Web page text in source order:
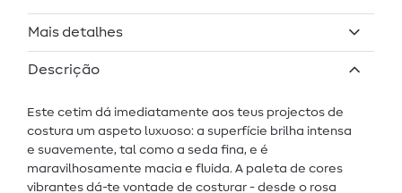
Mais detalhes
Descrição
Este cetim dá imediatamente aos teus projectos de
costura um aspeto luxuoso: a superfície brilha intensa
e suavemente, tal como a seda fina, e é
maravilhosamente macia e fluida. A paleta de cores
vibrantes dá-te vontade de costurar - desde o rosa